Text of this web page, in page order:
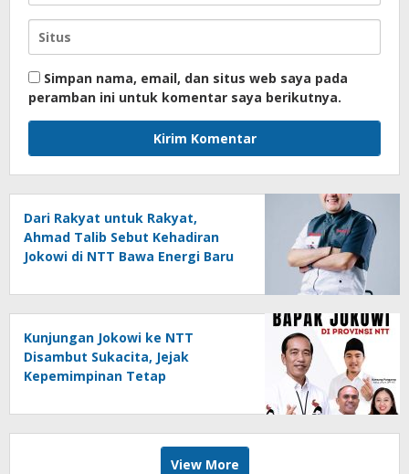
Simpan nama, email, dan situs web saya pada
peramban ini untuk komentar saya berikutnya.
Dari Rakyat untuk Rakyat,
Ahmad Talib Sebut Kehadiran
Jokowi di NTT Bawa Energi Baru
Kunjungan Jokowi ke NTT
Disambut Sukacita, Jejak
Kepemimpinan Tetap
View More